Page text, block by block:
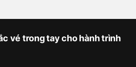
vé trong tay cho hành trình